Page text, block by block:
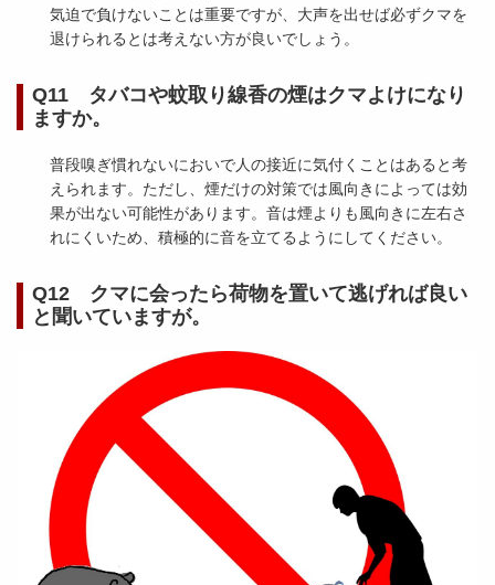
気迫で負けないことは重要ですが、大声を出せば必ずクマを
退けられるとは考えない方が良いでしょう。
Q11 タバコや蚊取り線香の煙はクマよけになり
ますか。
普段嗅ぎ慣れないにおいで人の接近に気付くことはあると考
えられます。ただし、煙だけの対策では風向きによっては効
果が出ない可能性があります。音は煙よりも風向きに左右さ
れにくいため、積極的に音を立てるようにしてください。
Q12 クマに会ったら荷物を置いて逃げれば良い
と聞いていますが。